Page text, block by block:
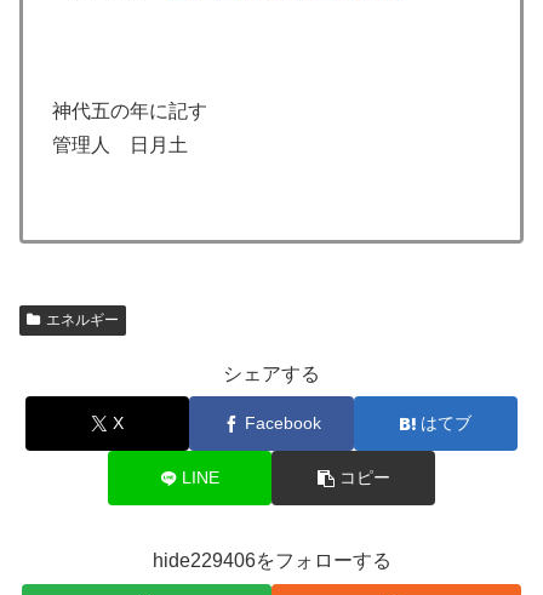
神代五の年に記す
管理人 日月土
エネルギー
シェアする
X Facebook はてブ
LINE コピー
hide229406をフォローする